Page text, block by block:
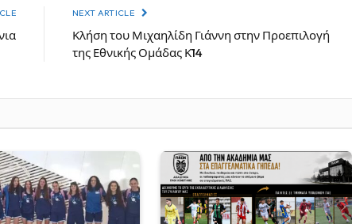
NEXT ARTICLE
Κλήση του Μιχαηλίδη Γιάννη στην Προεπιλογή
της Εθνικής Ομάδας Κ14